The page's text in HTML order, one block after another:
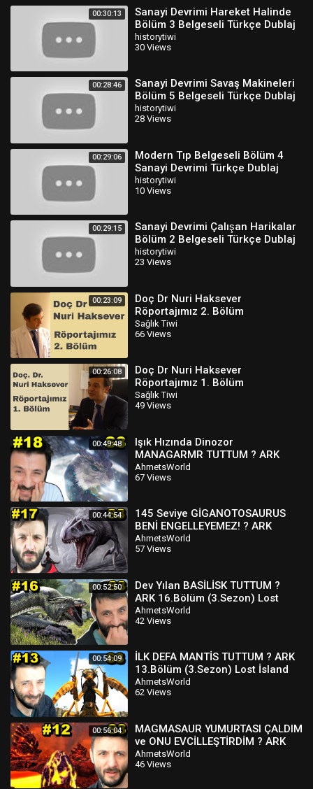
00:30:13
Sanayi Devrimi Hareket Halinde
Bölüm 3 Belgeseli Türkçe Dublaj
historytiwi
30 Views
00:28:46
Sanayi Devrimi Savaş Makineleri
Bölüm 5 Belgeseli Türkçe Dublaj
2
historytiwi
28 Views
00:29:06
Modern Tıp Belgeseli Bölüm 4
Sanayi Devrimi Türkçe Dublaj
historytiwi
10 Views
00:29:15
Sanayi Devrimi Çalışan Harikalar
Bölüm 2 Belgeseli Türkçe Dublaj
historytiwi
23 Views
00:23:09
Doç Dr Nuri Haksever
Röportajımız 2. Bölüm
Sağlık Tiwi
66 Views
00:26:08
Doç Dr Nuri Haksever
Röportajımız 1. Bölüm
Sağlık Tiwi
49 Views
00:49:48
Işık Hızında Dinozor
MANAGARMR TUTTUM ? ARK
18.Bölüm (3.Sezon) Lost İsland
AhmetsWorld
67 Views
00:44:54
145 Seviye GİGANOTOSAURUS
BENİ ENGELLEYEMEZ! ? ARK
17.Bölüm (3.Sezon) Lost İsland
AhmetsWorld
57 Views
00:52:50
Dev Yılan BASİLİSK TUTTUM ?
ARK 16.Bölüm (3.Sezon) Lost
İsland
AhmetsWorld
42 Views
00:54:09
İLK DEFA MANTİS TUTTUM ? ARK
13.Bölüm (3.Sezon) Lost İsland
AhmetsWorld
62 Views
00:56:04
MAGMASAUR YUMURTASI ÇALDIM
ve ONU EVCİLLEŞTİRDİM ? ARK
12.Bölüm (3.Sezon) Lost İsland
AhmetsWorld
46 Views